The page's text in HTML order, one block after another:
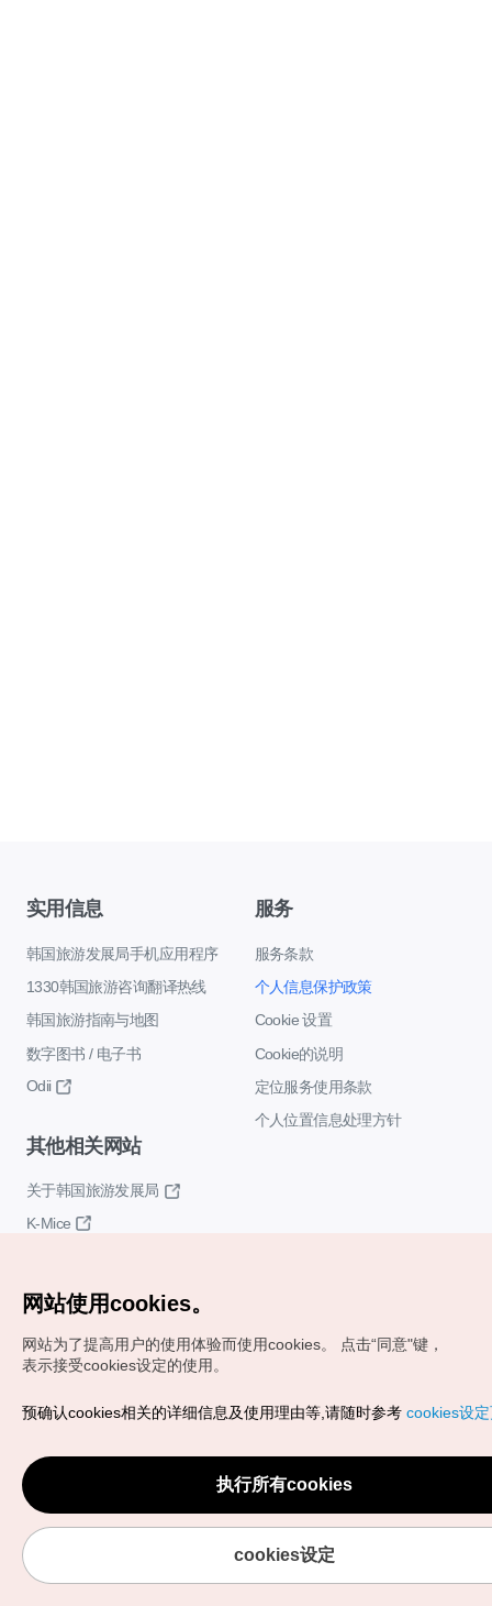
实用信息
韩国旅游发展局手机应用程序
1330韩国旅游咨询翻译热线
韩国旅游指南与地图
数字图书 / 电子书
Odii
服务
服务条款
个人信息保护政策
Cookie 设置
Cookie的说明
定位服务使用条款
个人位置信息处理方针
其他相关网站
关于韩国旅游发展局
K-Mice
Copyrights (c) 韩国旅游发展局版权所有
VISITKOREA官方邮箱
chnsim@knto.or.kr
网站使用cookies。
网站为了提高用户的使用体验而使用cookies。
点击“同意"键，
表示接受cookies设定的使用。
预确认cookies相关的详细信息及使用理由等,请随时参考 cookies设
执行所有cookies
cookies设定